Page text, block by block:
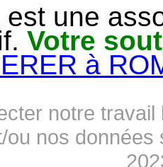
est une
Votre
à
notre
ou nos